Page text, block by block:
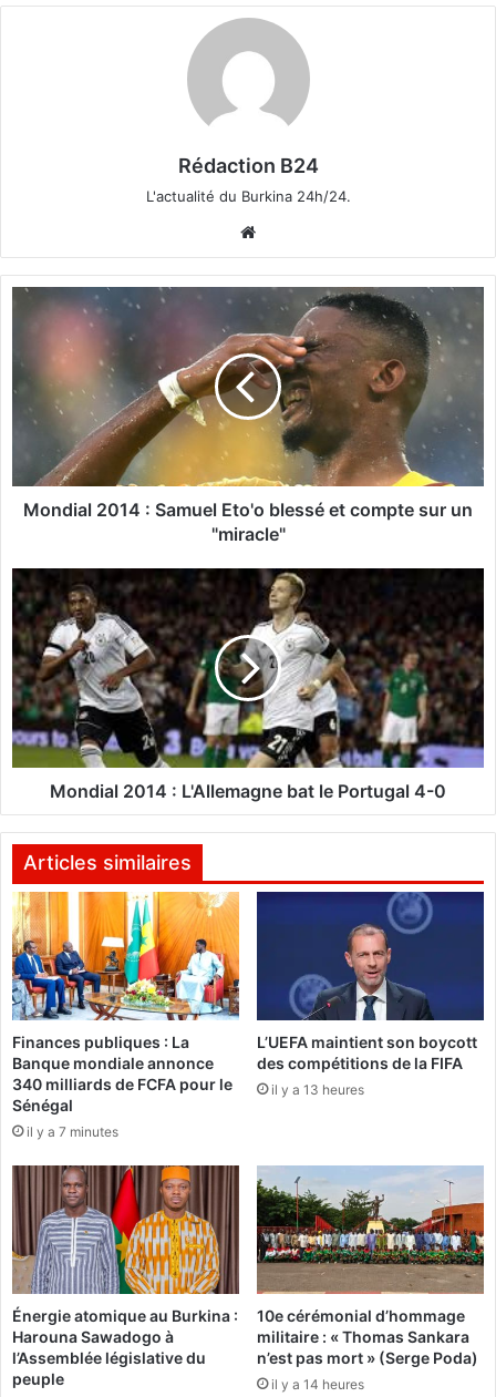
Rédaction B24
L'actualité du Burkina 24h/24.
bsi
te
i
0
a
m
u
e
E
t
o
o
b
e
s
s
é
e
t
c
o
m
p
t
e
u
n
"
m
i
r
a
c
Mondial 2014 : Samuel Eto'o blessé et compte sur un
"miracle"
M
o
n
d
i
a
2
0
4
:
'
A
l
l
e
m
a
g
n
e
b
a
t
o
r
u
g
Mondial 2014 : L'Allemagne bat le Portugal 4-0
Articles similaires
Finances publiques : La
Banque mondiale annonce
340 milliards de FCFA pour le
Sénégal
il y a 7 minutes
L’UEFA maintient son boycott
des compétitions de la FIFA
il y a 13 heures
Énergie atomique au Burkina :
Harouna Sawadogo à
l’Assemblée législative du
peuple
10e cérémonial d’hommage
militaire : « Thomas Sankara
n’est pas mort » (Serge Poda)
il y a 14 heures